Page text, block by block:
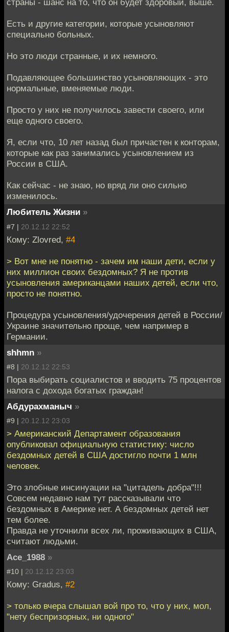
страны - шанс на то, что он будет здоровый, выше.
Есть и другие категории, которые усыновляют
специально больных.
Но это люди странные, и их немного.
Подавляющее большинство усыновляющих - это
нормальные, вменяемые люди.
Просто у них не получилось завести своего, или
еще одного своего.
Я, если что, 10 лет назад был причастен к конторам,
которые как раз занимались усыновлением из
России в США.
Как сейчас - не знаю, но вряд ли оно сильно
изменилось.
Любитель Жизни »
#7 | 20.12.12 22:52
Кому: Zlovred, #4
> Вот мне не понятно - зачем им наши дети, если у
них миллион своих бездомных? Я не против
усыновления американцами наших детей, если что,
просто не понятно.
Процедура усыновления/удочерения детей в России/
Украине значительно проще, чем например в
Германии.
shhmn »
#8 | 20.12.12 22:53
Пора выбирать социалистов и вводить 75 процентов
налога с дохода богатых граждан!
Абдурахманыч »
#9 | 20.12.12 23:03
> Американский Департамент образования
опубликовал официальную статистику: число
бездомных детей в США достигло почти 1 млн
человек.
Это злобные инсинуации на "цитадель добра"!!!
Совсем недавно нам тут рассказывали что
бездомных в Америке нет. А бездомных детей нет
тем более.
Правда не уточнили всех ли, проживающих в США,
считают людьми.
Ace_1988 »
#10 | 20.12.12 23:03
Кому: Gradus, #2
> только вчера слышал вой про то, что у них, мол,
"нету беспризорных, ни одного"